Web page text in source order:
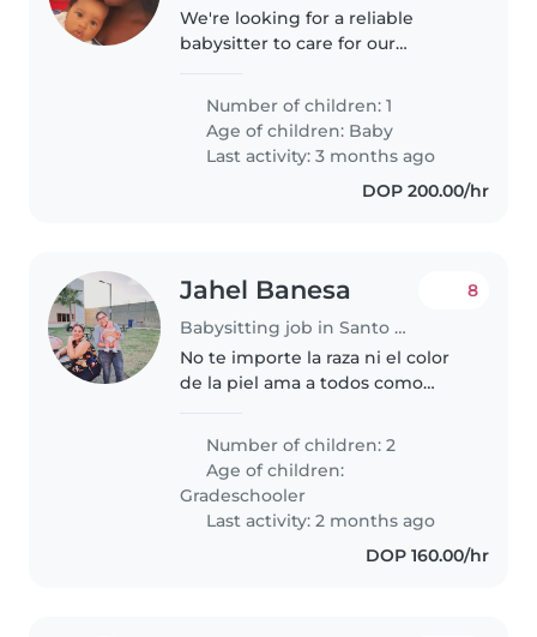
We're looking for a reliable
babysitter to care for our
little one loves to play and
explore, so someone with a
playful spirit would be great!
We'd..
Number of children: 1
Age of children: Baby
Last activity: 3 months ago
DOP 200.00/hr
Jahel Banesa
Babysitting job in Santo Domingo
8
No te importe la raza ni el color
de la piel ama a todos como
Number of children: 2
Age of children:
Gradeschooler
Last activity: 2 months ago
DOP 160.00/hr